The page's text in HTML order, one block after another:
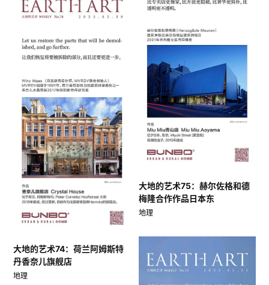
大地的艺术75：赫尔佐格和德
梅隆合作作品日本东
地理
大地的艺术74：荷兰阿姆斯特
丹香奈儿旗舰店
地理